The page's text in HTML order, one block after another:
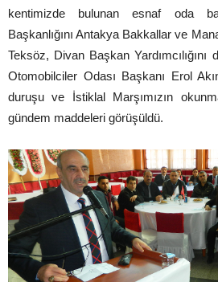
kentimizde bulunan esnaf oda
Başkanlığını Antakya Bakkallar ve
Teksöz, Divan Başkan
Otomobilciler Odası Başkanı Erol
duruşu ve İstiklal Marşımızın
gündem maddeleri görüşüldü.